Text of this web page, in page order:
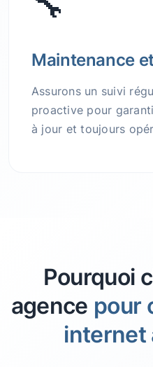
Maintenance
Assurons un suivi
proactive pour
à jour et toujours
Pourquoi
agence pour
internet